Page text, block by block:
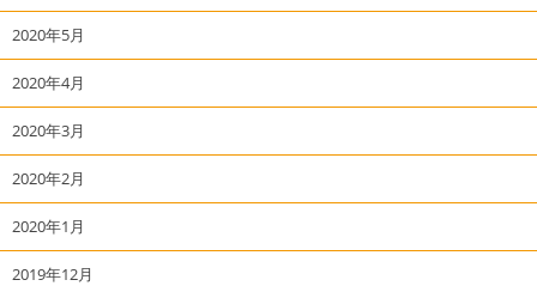
2020年5月
2020年4月
2020年3月
2020年2月
2020年1月
2019年12月